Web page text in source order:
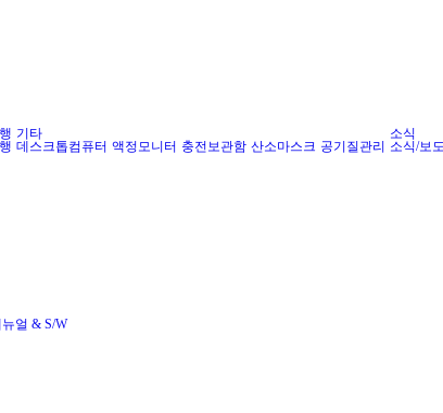
기타
데스크톱컴퓨터 액정모니터 충전보관함 산소마스크 공기질관리
소식
소식/보도
얼 & S/W